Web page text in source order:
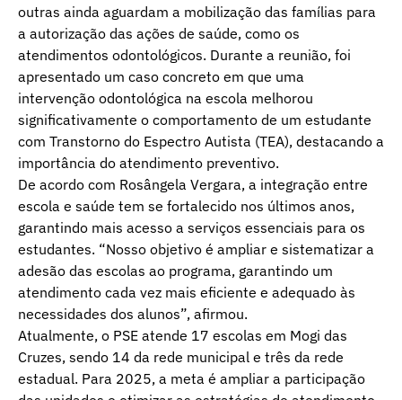
outras ainda aguardam a mobilização das famílias para
a autorização das ações de saúde, como os
atendimentos odontológicos. Durante a reunião, foi
apresentado um caso concreto em que uma
intervenção odontológica na escola melhorou
significativamente o comportamento de um estudante
com Transtorno do Espectro Autista (TEA), destacando a
importância do atendimento preventivo.
De acordo com Rosângela Vergara, a integração entre
escola e saúde tem se fortalecido nos últimos anos,
garantindo mais acesso a serviços essenciais para os
estudantes. “Nosso objetivo é ampliar e sistematizar a
adesão das escolas ao programa, garantindo um
atendimento cada vez mais eficiente e adequado às
necessidades dos alunos”, afirmou.
Atualmente, o PSE atende 17 escolas em Mogi das
Cruzes, sendo 14 da rede municipal e três da rede
estadual. Para 2025, a meta é ampliar a participação